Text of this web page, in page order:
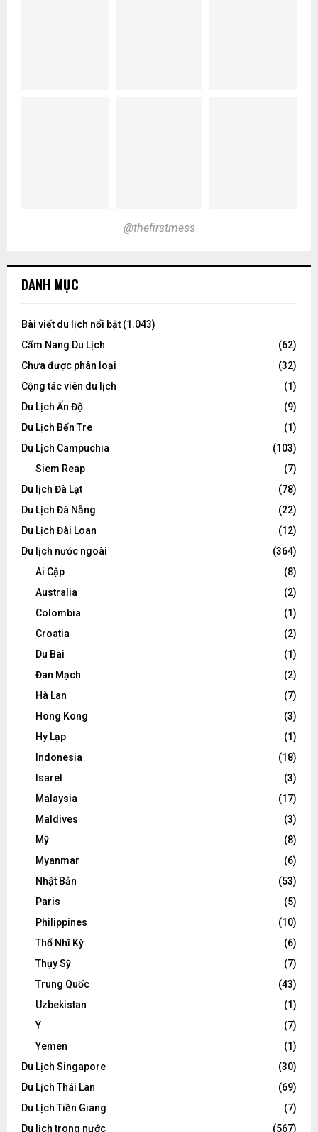
@thefirstmess
DANH MỤC
Bài viết du lịch nổi bật (1.043)
Cẩm Nang Du Lịch
(62)
Chưa được phân loại
(32)
Cộng tác viên du lịch
(1)
Du Lịch Ấn Độ
(9)
Du Lịch Bến Tre
(1)
Du Lịch Campuchia
(103)
Siem Reap
(7)
Du lịch Đà Lạt
(78)
Du Lịch Đà Nẵng
(22)
Du Lịch Đài Loan
(12)
Du lịch nước ngoài
(364)
Ai Cập
(8)
Australia
(2)
Colombia
(1)
Croatia
(2)
Du Bai
(1)
Đan Mạch
(2)
Hà Lan
(7)
Hong Kong
(3)
Hy Lạp
(1)
Indonesia
(18)
Isarel
(3)
Malaysia
(17)
Maldives
(3)
Mỹ
(8)
Myanmar
(6)
Nhật Bản
(53)
Paris
(5)
Philippines
(10)
Thổ Nhĩ Kỳ
(6)
Thụy Sỹ
(7)
Trung Quốc
(43)
Uzbekistan
(1)
Ý
(7)
Yemen
(1)
Du Lịch Singapore
(30)
Du Lịch Thái Lan
(69)
Du Lịch Tiền Giang
(7)
Du lịch trong nước
(567)